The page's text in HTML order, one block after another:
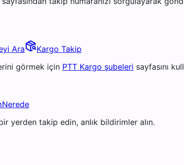
Ara
Kargo Takip
görmek için PTT Kargo şubeleri sayfasını
yerden takip edin, anlık bildirimler alın.